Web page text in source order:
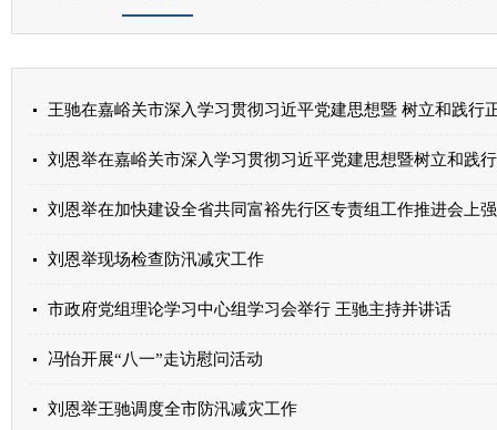
刘恩举现场检查防汛减灾工作
市政府党组理论学习中心组学习会举行 王驰主持并讲话
冯怡开展“八一”走访慰问活动
刘恩举王驰调度全市防汛减灾工作